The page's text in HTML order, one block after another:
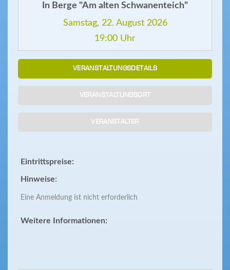
In Berge "Am alten Schwanenteich"
Samstag, 22. August 2026
19:00 Uhr
VERANSTALTUNGSDETAILS
VERANSTALTUNGSORT
VERANSTALTER
Eintrittspreise:
Hinweise:
Eine Anmeldung ist nicht erforderlich
Weitere Informationen: